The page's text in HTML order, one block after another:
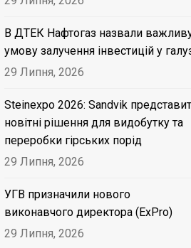
В ДТЕК Нафтогаз назвали
умову залучення інвестицій у
29 Липня, 2026
Steinexpo 2026: Sandvik
новітні рішення для видобутку та
переробки гірських порід
29 Липня, 2026
УГВ призначили нового
виконавчого директора (ExPro)
29 Липня, 2026